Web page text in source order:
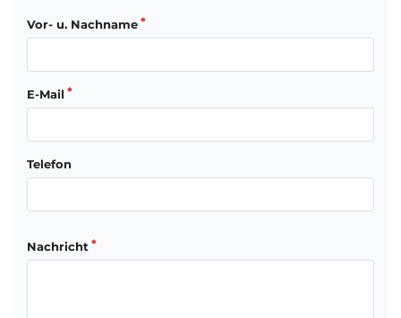
Vor- u. Nachname
E-Mail
Telefon
Nachricht